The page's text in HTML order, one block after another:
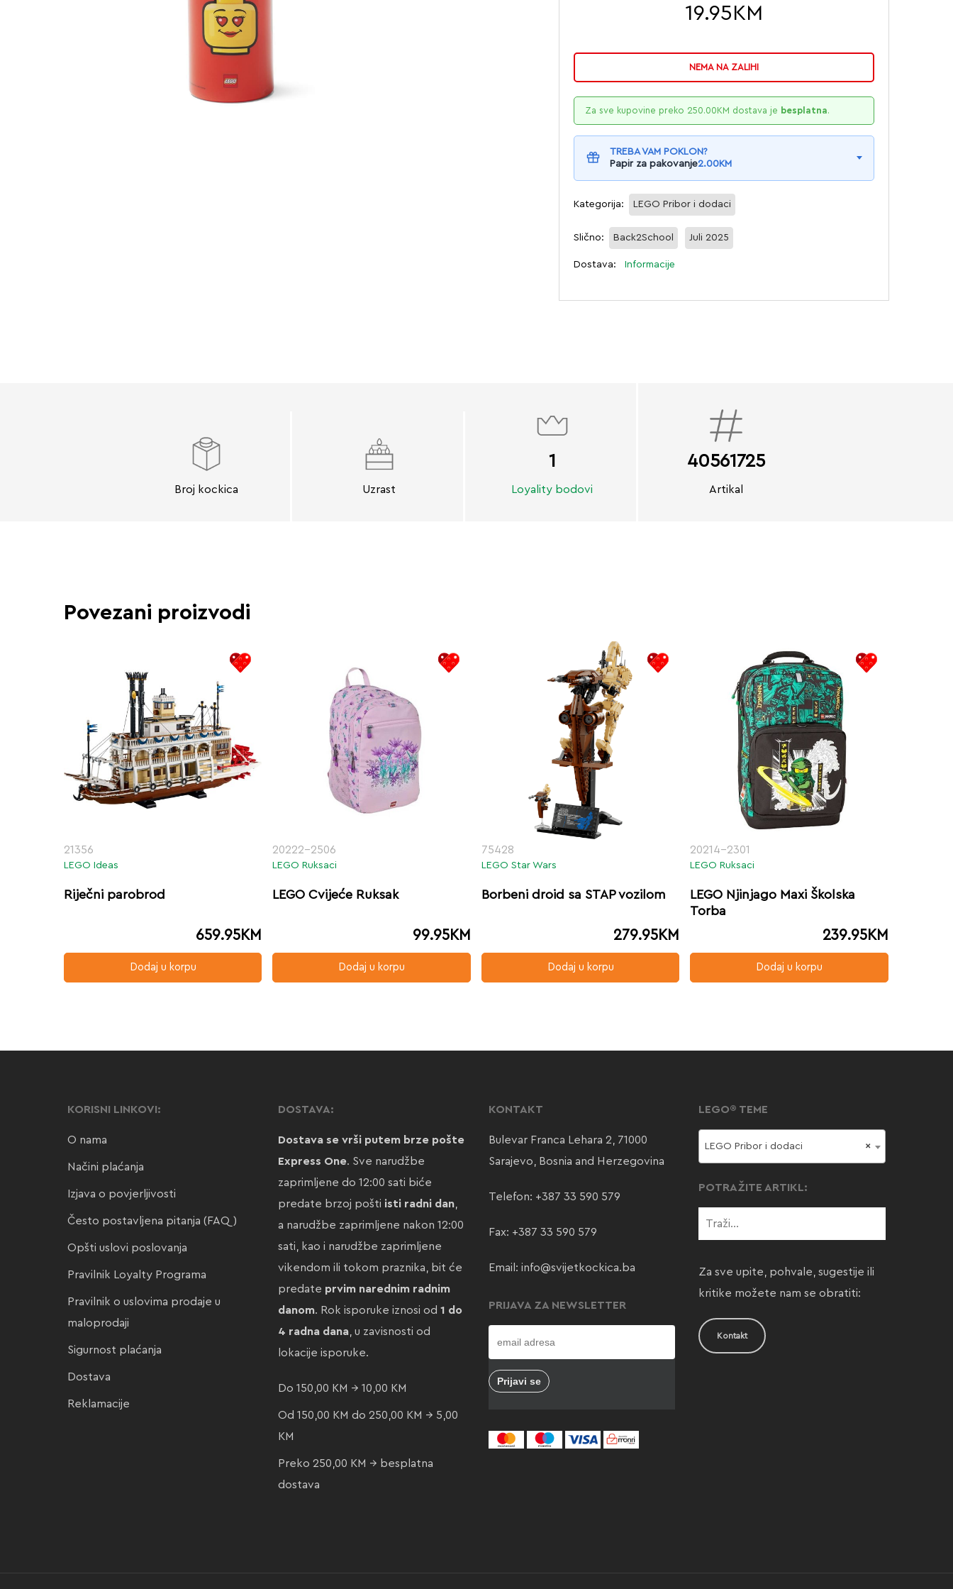
19.95 KM
NEMA NA ZALIHI
Za sve kupovine preko 250.00KM dostava je besplatna.
TREBA VAM POKLON?
Papir za pakovanje2.00KM
Kategorija: LEGO Pribor i dodaci
Slično: Back2School Juli 2025
Dostava: Informacije
Broj kockica Uzrast
1
Loyality bodovi
40561725
Artikal
Povezani proizvodi
21356
LEGO Ideas
Riječni parobrod
659.95KM
Dodaj u korpu
20222-2506
LEGO Ruksaci
LEGO Cvijeće Ruksak
99.95KM
Dodaj u korpu
75428
LEGO Star Wars
Borbeni droid sa STAP vozilom
279.95KM
Dodaj u korpu
20214-2301
LEGO Ruksaci
LEGO Njinjago Maxi Školska
Torba
239.95KM
Dodaj u korpu
KORISNI LINKOVI:
O nama
Načini plaćanja
Izjava o povjerljivosti
Često postavljena pitanja (FAQ)
Opšti uslovi poslovanja
Pravilnik Loyalty Programa
Pravilnik o uslovima prodaje u
maloprodaji
Sigurnost plaćanja
Dostava
Reklamacije
DOSTAVA:
Dostava se vrši putem brze pošte
Express One. Sve narudžbe
zaprimljene do 12:00 sati biće
predate brzoj pošti isti radni dan,
a narudžbe zaprimljene nakon 12:00
sati, kao i narudžbe zaprimljene
vikendom ili tokom praznika, bit će
predate prvim narednim radnim
danom. Rok isporuke iznosi od 1 do
4 radna dana, u zavisnosti od
lokacije isporuke.
Do 150,00 KM → 10,00 KM
Od 150,00 KM do 250,00 KM → 5,00
KM
Preko 250,00 KM → besplatna
dostava
KONTAKT
Bulevar Franca Lehara 2, 71000
Sarajevo, Bosnia and Herzegovina
Telefon: +387 33 590 579
Fax: +387 33 590 579
Email: info@svijetkockica.ba
PRIJAVA ZA NEWSLETTER
LEGO® TEME
×
LEGO Pribor i dodaci
POTRAŽITE ARTIKL:
Za sve upite, pohvale, sugestije ili
kritike možete nam se obratiti:
Kontakt